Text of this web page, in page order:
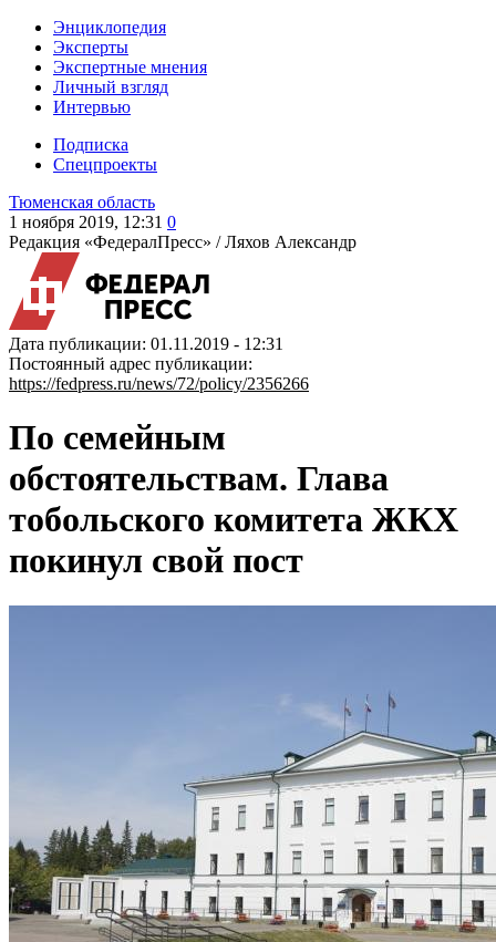
Энциклопедия
Эксперты
Экспертные мнения
Личный взгляд
Интервью
Подписка
Спецпроекты
Тюменская область
1 ноября 2019, 12:31 0
Редакция «ФедералПресс» /Ляхов Александр
Дата публикации: 01.11.2019 - 12:31
Постоянный адрес публикации:
https://fedpress.ru/news/72/policy/2356266
По семейным
обстоятельствам. Глава
тобольского комитета ЖКХ
покинул свой пост